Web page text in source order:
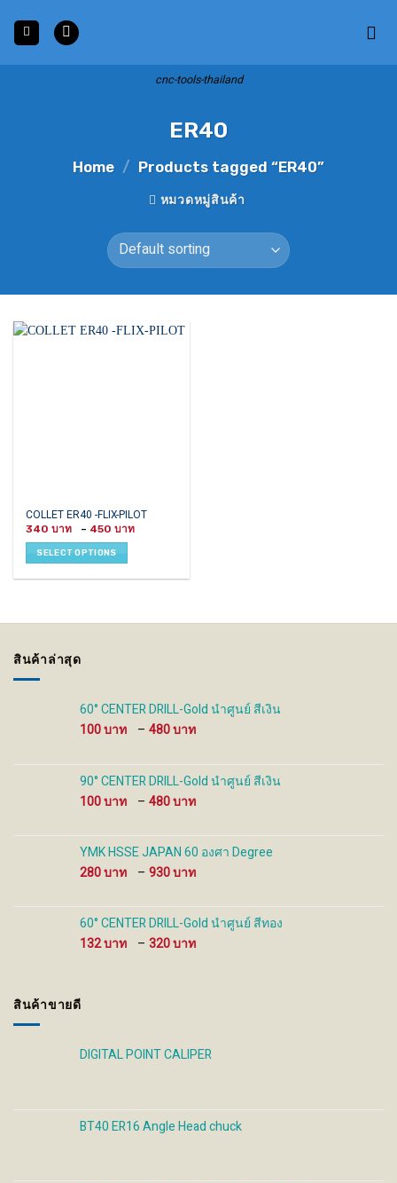
content
cnc-tools-thailand
ER40
Home / Products tagged “ER40”
หมวดหมู่สินค้า
COLLET ER40 -FLIX-PILOT
340 – 450
SELECT OPTIONS
This
product
has
multiple
variants.
chosen
on
สินค้าล่าสุด
60° CENTER DRILL-Gold นำศูนย์ สีเงิน
100
– 480
100 ฿
through
480 ฿
90° CENTER DRILL-Gold นำศูนย์ สีเงิน
100
– 480
100 ฿
through
YMK HSSE JAPAN 60 องศา Degree
280
– 930
280 ฿
through
930 ฿
60° CENTER DRILL-Gold นำศูนย์ สีทอง
132
– 320
สินค้าขายดี
DIGITAL POINT CALIPER
BT40 ER16 Angle Head chuck